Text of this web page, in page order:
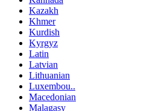
Kazakh
Khmer
Kurdish
Kyrgyz
Latin
Latvian
Lithuanian
Luxembou..
Macedonian
Malagasy